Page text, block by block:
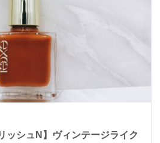
ッシュN】ヴィンテージライク